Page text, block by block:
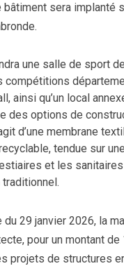
bâtiment sera implanté
une salle de sport
compétitions
ainsi qu’un local
des options de
d’une membrane
tendue sur
et les
29 janvier 2026, la
pour un montant de
projets de structures